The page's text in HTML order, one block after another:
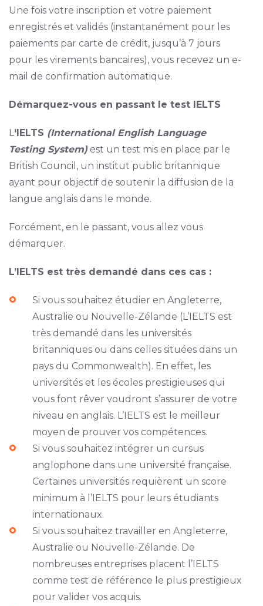
Une fois votre inscription et votre paiement
enregistrés et validés (instantanément pour les
paiements par carte de crédit, jusqu’à 7 jours
pour les virements bancaires), vous recevez un e-
mail de confirmation automatique.
Démarquez-vous en passant le test IELTS
L‘IELTS (International English Language
Testing System)est un test mis en place par le
British Council, un institut public britannique
ayant pour objectif de soutenir la diffusion de la
langue anglais dans le monde.
Forcément, en le passant, vous allez vous
démarquer.
L’IELTS est très demandé dans ces cas :
Si vous souhaitez étudier en Angleterre,
Australie ou Nouvelle-Zélande (L’IELTS est
très demandé dans les universités
britanniques ou dans celles situées dans un
pays du Commonwealth). En effet, les
universités et les écoles prestigieuses qui
vous font rêver voudront s’assurer de votre
niveau en anglais. L’IELTS est le meilleur
moyen de prouver vos compétences.
Si vous souhaitez intégrer un cursus
anglophone dans une université française.
Certaines universités requièrent un score
minimum à l’IELTS pour leurs étudiants
internationaux.
Si vous souhaitez travailler en Angleterre,
Australie ou Nouvelle-Zélande. De
nombreuses entreprises placent l’IELTS
comme test de référence le plus prestigieux
pour valider vos acquis.